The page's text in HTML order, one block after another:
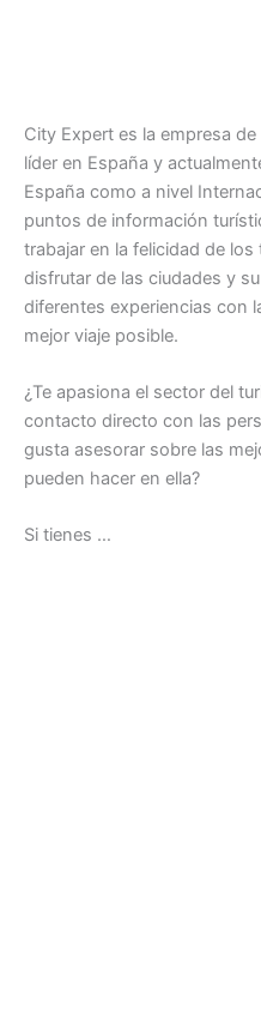
City Expert es la empresa
líder en España y
España como a nivel
puntos de información
trabajar en la felicidad de
disfrutar de las ciudades y
diferentes experiencias con
mejor viaje posible.
¿Te apasiona el sector del
contacto directo con las
gusta asesorar sobre las
pueden hacer en ella?
Si tienes …